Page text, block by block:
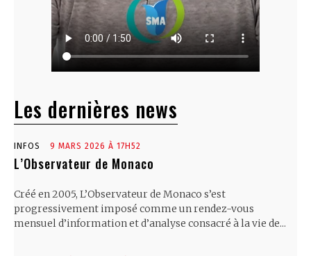
Les dernières news
INFOS 9 MARS 2026 À 17H52
L’Observateur de Monaco
Créé en 2005, L’Observateur de Monaco s’est
progressivement imposé comme un rendez-vous
mensuel d’information et d’analyse consacré à la vie de...